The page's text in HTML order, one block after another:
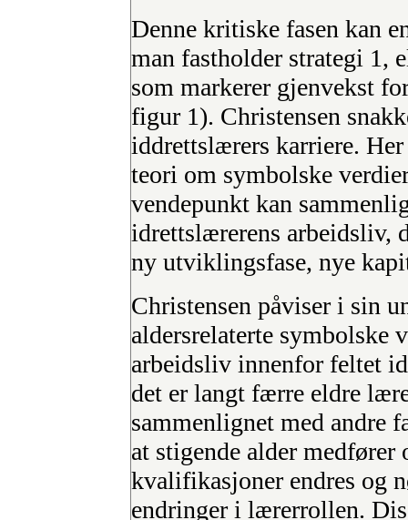
Denne kritiske fasen kan
man fastholder strategi 1,
som markerer gjenvekst
figur 1). Christensen
iddrettslærers karriere.
teori om symbolske
vendepunkt kan
idrettslærerens arbeidsliv,
ny utviklingsfase, nye
Christensen påviser i sin
aldersrelaterte symbolske
arbeidsliv innenfor feltet
det er langt færre eldre
sammenlignet med andre
at stigende alder medfører
kvalifikasjoner endres og
endringer i lærerrollen.